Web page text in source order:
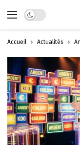
Dark mode
Accueil Actualités